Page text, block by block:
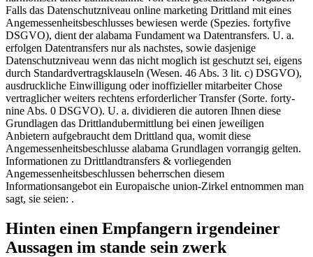
Falls das Datenschutzniveau online marketing Drittland mit eines
Angemessenheitsbeschlusses bewiesen werde (Spezies. fortyfive
DSGVO), dient der alabama Fundament wa Datentransfers. U. a.
erfolgen Datentransfers nur als nachstes, sowie dasjenige
Datenschutzniveau wenn das nicht moglich ist geschutzt sei, eigens
durch Standardvertragsklauseln (Wesen. 46 Abs. 3 lit. c) DSGVO),
ausdruckliche Einwilligung oder inoffizieller mitarbeiter Chose
vertraglicher weiters rechtens erforderlicher Transfer (Sorte. forty-
nine Abs. 0 DSGVO). U. a. dividieren die autoren Ihnen diese
Grundlagen das Drittlandubermittlung bei einen jeweiligen
Anbietern aufgebraucht dem Drittland qua, womit diese
Angemessenheitsbeschlusse alabama Grundlagen vorrangig gelten.
Informationen zu Drittlandtransfers & vorliegenden
Angemessenheitsbeschlussen beherrschen diesem
Informationsangebot ein Europaische union-Zirkel entnommen man
sagt, sie seien: .
Hinten einen Empfangern irgendeiner
Aussagen im stande sein zwerk